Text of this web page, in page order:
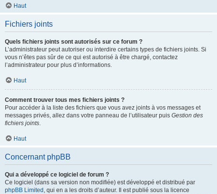
Haut
Fichiers joints
Quels fichiers joints sont autorisés sur ce forum ?
L’administrateur peut autoriser ou interdire certains types de fichiers joints. Si
vous n’êtes pas sûr de ce qui est autorisé à être chargé, contactez
l’administrateur pour plus d’informations.
Haut
Comment trouver tous mes fichiers joints ?
Pour accéder à la liste des fichiers que vous avez joints à vos messages et
messages privés, allez dans votre panneau de l’utilisateur puis Gestion des
fichiers joints.
Haut
Concernant phpBB
Qui a développé ce logiciel de forum ?
Ce logiciel (dans sa version non modifiée) est développé et distribué par
phpBB Limited , qui en a les droits d’auteur. Il est publié sous la licence